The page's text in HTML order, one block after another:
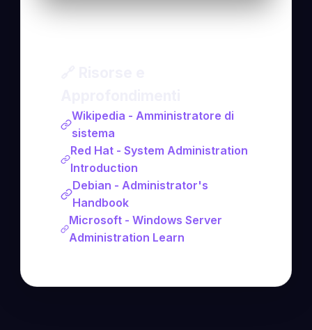
Wikipedia - Amministratore di
sistema
Red Hat - System Administration
Introduction
Debian - Administrator's
Handbook
Microsoft - Windows Server
Administration Learn